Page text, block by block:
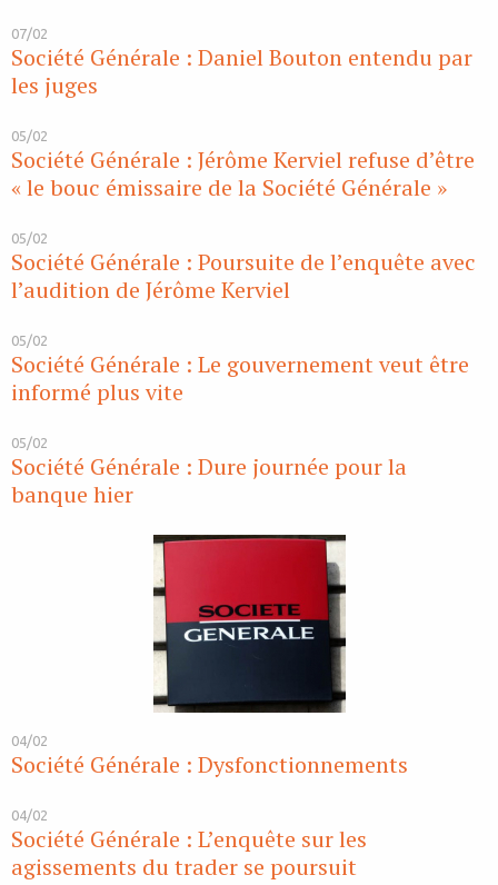
07/02
Société Générale : Daniel Bouton entendu par
les juges
05/02
Société Générale : Jérôme Kerviel refuse d’être
« le bouc émissaire de la Société Générale »
05/02
Société Générale : Poursuite de l’enquête avec
l’audition de Jérôme Kerviel
05/02
Société Générale : Le gouvernement veut être
informé plus vite
05/02
Société Générale : Dure journée pour la
banque hier
04/02
Société Générale : Dysfonctionnements
04/02
Société Générale : L’enquête sur les
agissements du trader se poursuit